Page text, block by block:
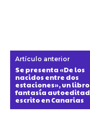
Artículo anterior
Se presenta «De los
nacidos entre dos
estaciones», un
fantasía
escrito en Canarias